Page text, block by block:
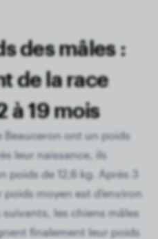
des mâles :
de la race
à 19 mois
Beauceron ont un poids
leur naissance, ils
poids de 12,6 kg. Après 3
moyen est d'environ
suivants, les chiens mâles
finalement leur poids